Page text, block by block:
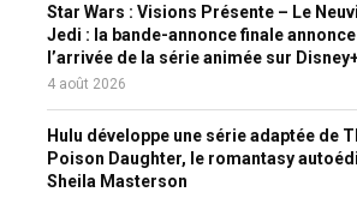
Star Wars : Visions Présente – Le
Jedi : la bande-annonce finale annonce
l’arrivée de la série animée sur
4 août 2026
Hulu développe une série adaptée de
Poison Daughter, le romantasy
Sheila Masterson